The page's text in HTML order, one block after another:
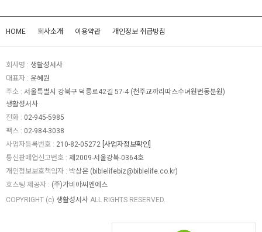
HOME 회사소개 이용약관 개인정보 취급방침
회사명 : 생활성서사
대표자 : 윤혜원
주소 : 서울특별시 강북구 덕릉로42길 57-4 (천주교까리따스수녀원번동분원)
생활성서사
전화 : 02-945-5985
팩스 : 02-984-3038
사업자등록번호 : 210-82-05272 [사업자정보확인]
통신판매업신고번호 : 제2009-서울강북-0364호
개인정보보호책임자 : 박상은 ( biblelifebiz@biblelife.co.kr)
호스팅 제공자 : (주)가비아씨엔에스
COPYRIGHT (c) 생활성서사 ALL RIGHTS RESERVED.